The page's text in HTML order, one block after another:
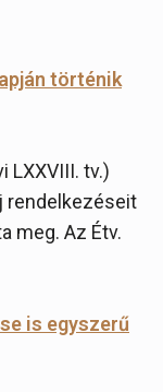
történik
LXXVIII. tv.)
rendelkezéseit
meg. Az Étv.
is egyszerű